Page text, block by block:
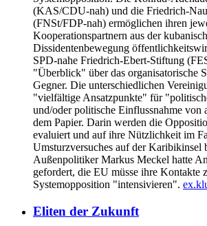
(KAS/CDU-nah) und die Friedrich-
(FNSt/FDP-nah) ermöglichen ihren
Kooperationspartnern aus der
Dissidentenbewegung
SPD-nahe Friedrich-Ebert-Stiftung
"Überblick" über das organisatorische
Gegner. Die unterschiedlichen
"vielfältige Ansatzpunkte" für
und/oder politische Einflussnahme von
dem Papier. Darin werden die
evaluiert und auf ihre Nützlichkeit im
Umsturzversuches auf der Karibikinsel
Außenpolitiker Markus Meckel hatte
gefordert, die EU müsse ihre Kontakte
Systemopposition "intensivieren".
Eliten der Zukunft